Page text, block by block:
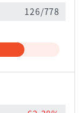
126/778